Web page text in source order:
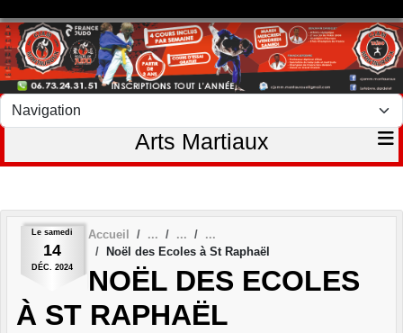
Arts Martiaux
Le samedi
14
DÉC. 2024
Accueil
Noël des Ecoles à St Raphaël
NOËL DES ECOLES
À ST RAPHAËL